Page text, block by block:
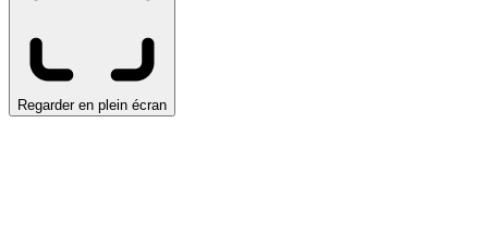
Regarder en plein écran